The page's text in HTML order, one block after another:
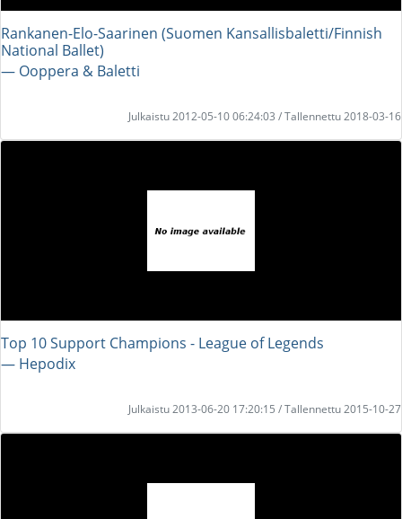
Rankanen-Elo-Saarinen (Suomen Kansallisbaletti/Finnish
National Ballet)
― Ooppera & Baletti
Julkaistu 2012-05-10 06:24:03 / Tallennettu 2018-03-16
Top 10 Support Champions - League of Legends
― Hepodix
Julkaistu 2013-06-20 17:20:15 / Tallennettu 2015-10-27